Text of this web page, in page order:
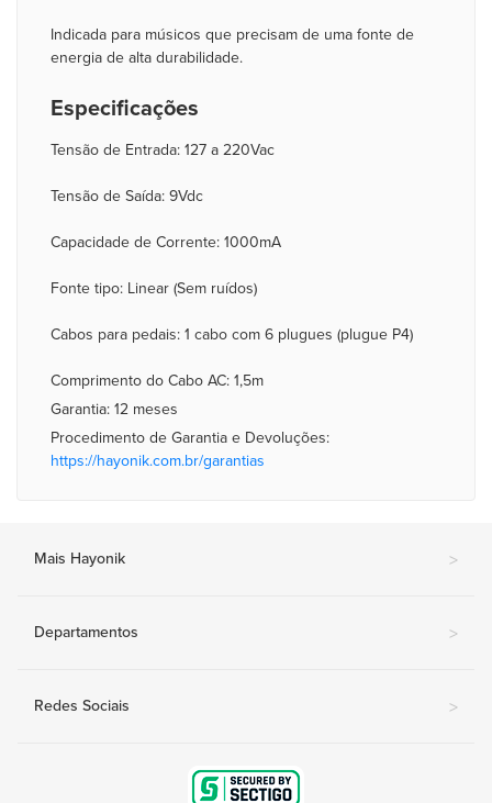
Indicada para músicos que precisam de uma fonte de
energia de alta durabilidade.
Especificações
Tensão de Entrada: 127 a 220Vac
Tensão de Saída: 9Vdc
Capacidade de Corrente: 1000mA
Fonte tipo: Linear (Sem ruídos)
Cabos para pedais: 1 cabo com 6 plugues (plugue P4)
Comprimento do Cabo AC: 1,5m
Garantia: 12 meses
Procedimento de Garantia e Devoluções:
https://hayonik.com.br/garantias
Mais Hayonik >
Departamentos >
Redes Sociais >